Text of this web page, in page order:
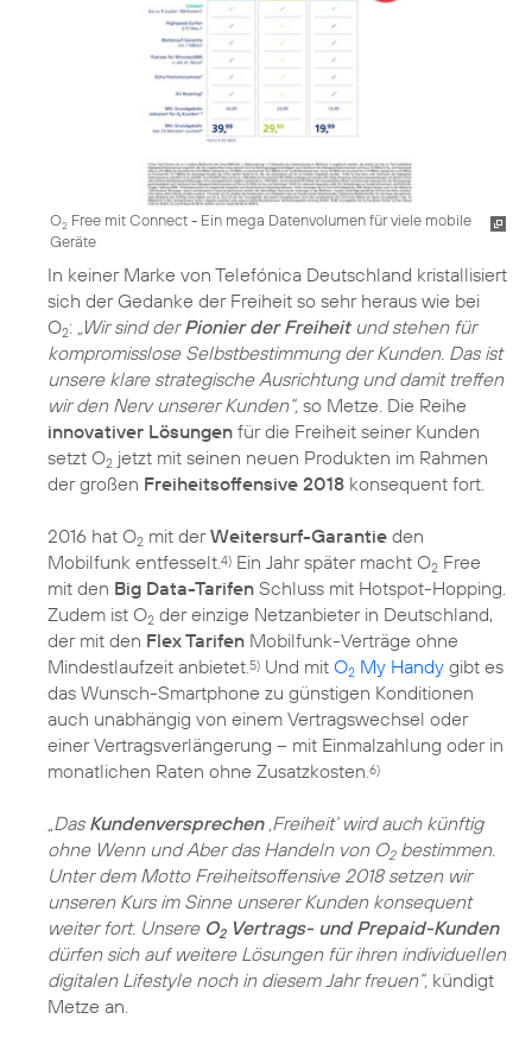
O2 Free mit Connect - Ein mega Datenvolumen für viele mobile
Geräte
In keiner Marke von Telefónica Deutschland kristallisiert
sich der Gedanke der Freiheit so sehr heraus wie bei
O2: „Wir sind derPionier der Freiheitund stehen für
kompromisslose Selbstbestimmung der Kunden. Das ist
unsere klare strategische Ausrichtung und damit treffen
wir den Nerv unserer Kunden“, so Metze. Die Reihe
innovativer Lösungen für die Freiheit seiner Kunden
setzt O2 jetzt mit seinen neuen Produkten im Rahmen
der großen Freiheitsoffensive 2018 konsequent fort.
2016 hat O2 mit derWeitersurf-Garantie den
Mobilfunk entfesselt.4) Ein Jahr später macht O2 Free
mit den Big Data-Tarifen Schluss mit Hotspot-Hopping.
Zudem ist O2 der einzige Netzanbieter in Deutschland,
der mit den Flex Tarifen Mobilfunk-Verträge ohne
Mindestlaufzeit anbietet.5) Und mit O2 My Handy gibt es
das Wunsch-Smartphone zu günstigen Konditionen
auch unabhängig von einem Vertragswechsel oder
einer Vertragsverlängerung – mit Einmalzahlung oder in
monatlichen Raten ohne Zusatzkosten.6)
„Das Kundenversprechen,Freiheit‘ wird auch künftig
ohne Wenn und Aber das Handeln von O2bestimmen.
Unter dem Motto Freiheitsoffensive 2018 setzen wir
unseren Kurs im Sinne unserer Kunden konsequent
weiter fort. Unsere O2Vertrags- und Prepaid-Kunden
dürfen sich auf weitere Lösungen für ihren individuellen
digitalen Lifestyle noch in diesem Jahr freuen“, kündigt
Metze an.